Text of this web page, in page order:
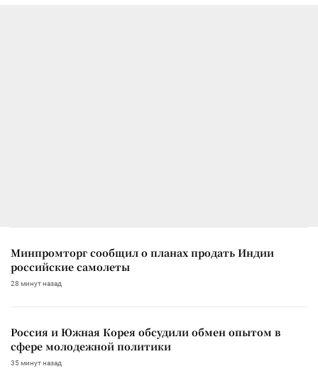
Минпромторг сообщил о планах продать Индии
российские самолеты
28 минут назад
Россия и Южная Корея обсудили обмен опытом в
сфере молодежной политики
35 минут назад